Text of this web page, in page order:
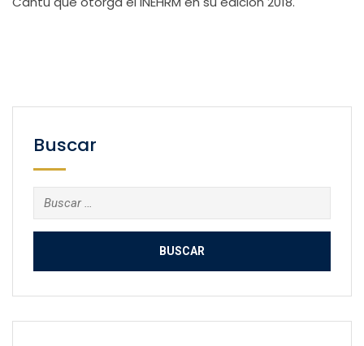
Buscar
Buscar: